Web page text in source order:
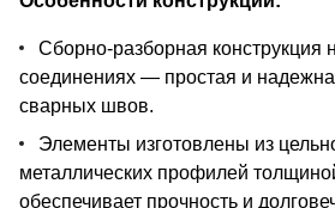
Сборно-разборная конструкция
соединениях — простая и
сварных швов.
Элементы изготовлены из
металлических профилей
обеспечивает прочность и